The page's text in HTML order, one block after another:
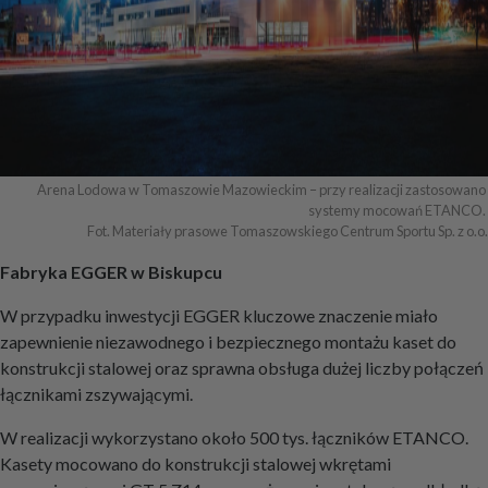
Arena Lodowa w Tomaszowie Mazowieckim – przy realizacji zastosowano
systemy mocowań ETANCO.
Fot. Materiały prasowe Tomaszowskiego Centrum Sportu Sp. z o.o.
Fabryka EGGER w Biskupcu
W przypadku inwestycji EGGER kluczowe znaczenie miało
zapewnienie niezawodnego i bezpiecznego montażu kaset do
konstrukcji stalowej oraz sprawna obsługa dużej liczby połączeń
łącznikami zszywającymi.
W realizacji wykorzystano około 500 tys. łączników ETANCO.
Kasety mocowano do konstrukcji stalowej wkrętami